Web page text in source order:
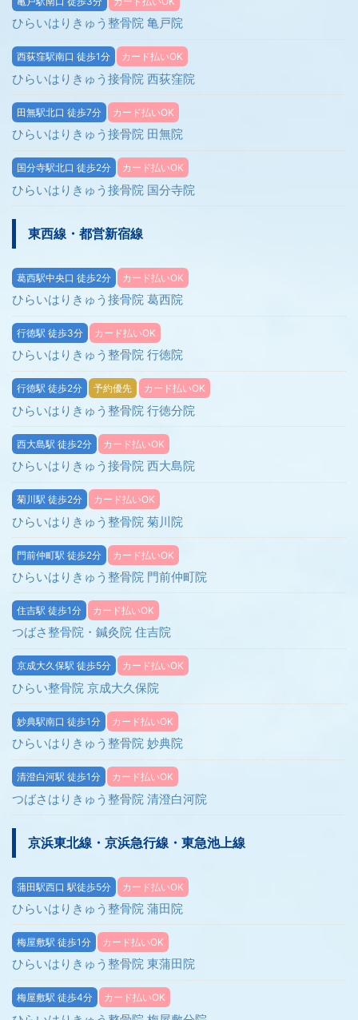
ひらいはりきゅう整骨院 亀戸院
西荻窪駅南口 徒歩1分 カード払いOK
ひらいはりきゅう接骨院 西荻窪院
田無駅北口 徒歩7分 カード払いOK
ひらいはりきゅう接骨院 田無院
国分寺駅北口 徒歩2分 カード払いOK
ひらいはりきゅう接骨院 国分寺院
東西線・都営新宿線
葛西駅中央口 徒歩2分 カード払いOK
ひらいはりきゅう接骨院 葛西院
行徳駅 徒歩3分 カード払いOK
ひらいはりきゅう整骨院 行徳院
行徳駅 徒歩2分 予約優先 カード払いOK
ひらいはりきゅう整骨院 行徳分院
西大島駅 徒歩2分 カード払いOK
ひらいはりきゅう接骨院 西大島院
菊川駅 徒歩2分 カード払いOK
ひらいはりきゅう整骨院 菊川院
門前仲町駅 徒歩2分 カード払いOK
ひらいはりきゅう整骨院 門前仲町院
住吉駅 徒歩1分 カード払いOK
つばさ整骨院・鍼灸院 住吉院
京成大久保駅 徒歩5分 カード払いOK
ひらい整骨院 京成大久保院
妙典駅南口 徒歩1分 カード払いOK
ひらいはりきゅう整骨院 妙典院
清澄白河駅 徒歩1分 カード払いOK
つばさはりきゅう整骨院 清澄白河院
京浜東北線・京浜急行線・東急池上線
蒲田駅西口 駅徒歩5分 カード払いOK
ひらいはりきゅう整骨院 蒲田院
梅屋敷駅 徒歩1分 カード払いOK
ひらいはりきゅう整骨院 東蒲田院
梅屋敷駅 徒歩4分 カード払いOK